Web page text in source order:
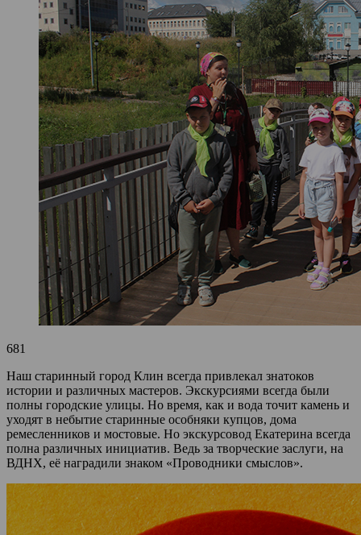
681
Наш старинный город Клин всегда привлекал знатоков
истории и различных мастеров. Экскурсиями всегда были
полны городские улицы. Но время, как и вода точит камень и
уходят в небытие старинные особняки купцов, дома
ремесленников и мостовые. Но экскурсовод Екатерина всегда
полна различных инициатив. Ведь за творческие заслуги, на
ВДНХ, её наградили знаком «Проводники смыслов».